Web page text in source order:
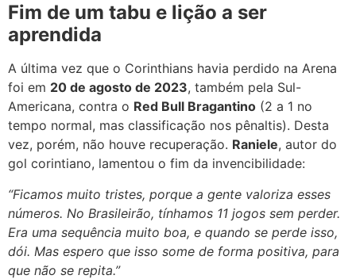
Fim de um tabu e lição a ser
aprendida
A última vez que o Corinthians havia perdido na Arena
foi em 20 de agosto de 2023, também pela Sul-
Americana, contra o Red Bull Bragantino (2 a 1 no
tempo normal, mas classificação nos pênaltis). Desta
vez, porém, não houve recuperação. Raniele, autor do
gol corintiano, lamentou o fim da invencibilidade:
“Ficamos muito tristes, porque a gente valoriza esses
números. No Brasileirão, tínhamos 11 jogos sem perder.
Era uma sequência muito boa, e quando se perde isso,
dói. Mas espero que isso some de forma positiva, para
que não se repita.”